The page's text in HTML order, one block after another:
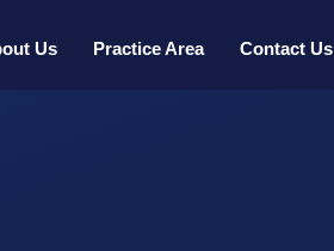
Us Practice Area Contact Us